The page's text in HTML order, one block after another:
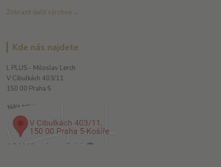
Zobrazit další výrobce →
Kde nás najdete
L PLUS - Miloslav Lerch
V Cibulkách 403/11
150 00 Praha 5